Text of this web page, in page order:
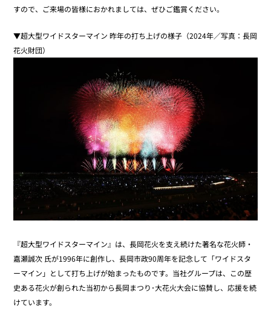
すので、ご来場の皆様におかれましては、ぜひご鑑賞ください。
▼超大型ワイドスターマイン 昨年の打ち上げの様子（2024年／写真：長岡
花火財団）
『超大型ワイドスターマイン』は、長岡花火を支え続けた著名な花火師・
嘉瀬誠次 氏が1996年に創作し、長岡市政90周年を記念して「ワイドスタ
ーマイン」として打ち上げが始まったものです。当社グループは、この歴
史ある花火が創られた当初から長岡まつり･大花火大会に協賛し、応援を続
けています。